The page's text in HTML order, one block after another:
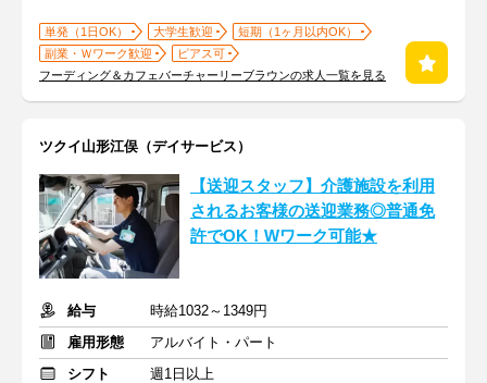
単発（1日OK） 大学生歓迎
短期（1ヶ月以内OK）
副業・Ｗワーク歓迎
ピアス可
フーディング＆カフェバーチャーリーブラウンの求人一覧を見る
ツクイ山形江俣（デイサービス）
【送迎スタッフ】介護施設を利用
されるお客様の送迎業務◎普通免
許でOK！Wワーク可能★
給与
時給1032～1349円
雇用形態
アルバイト・パート
シフト
週1日以上